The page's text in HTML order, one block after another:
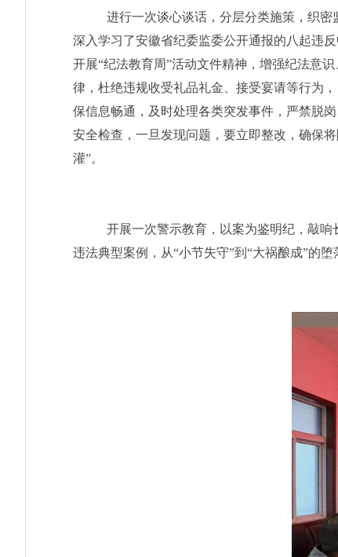
进行一次谈心谈话， 分层分类施策，织密
深入学习了安徽省纪委监委公开通报的八起违
开展“纪法教育周”活动文件精神， 增强纪法意识
律，杜绝违规收受礼品礼金、接受宴请等行为，
保信息畅通，及时处理各类突发事件 ， 严禁脱
安全检查，一旦发现问题，要立即整改，确保
灌”。
开展一次警示教育，以案为鉴明纪，敲响
违法典型案例，从“小节失守”到“大祸酿成”的